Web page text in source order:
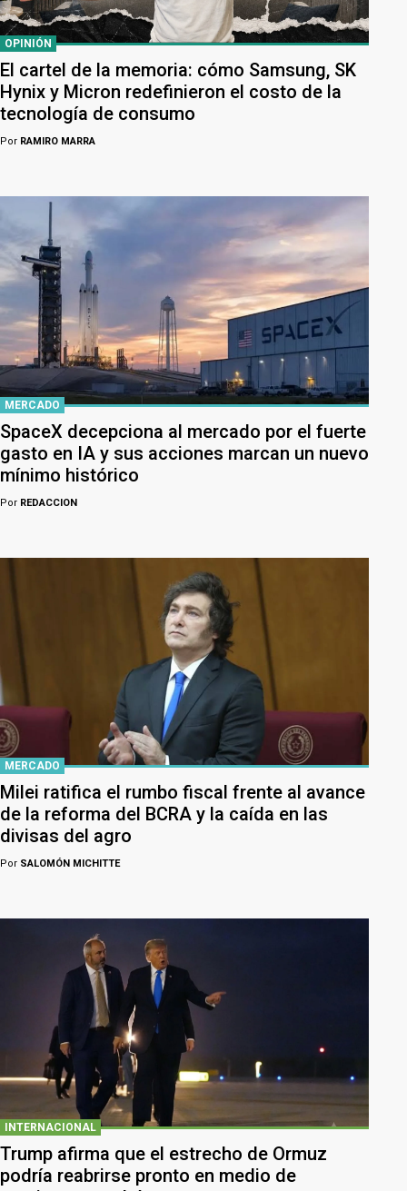
OPINIÓN
El cartel de la memoria: cómo Samsung, SK
Hynix y Micron redefinieron el costo de la
tecnología de consumo
Por RAMIRO MARRA
MERCADO
SpaceX decepciona al mercado por el fuerte
gasto en IA y sus acciones marcan un nuevo
mínimo histórico
Por REDACCION
MERCADO
Milei ratifica el rumbo fiscal frente al avance
de la reforma del BCRA y la caída en las
divisas del agro
Por SALOMÓN MICHITTE
INTERNACIONAL
Trump afirma que el estrecho de Ormuz
podría reabrirse pronto en medio de